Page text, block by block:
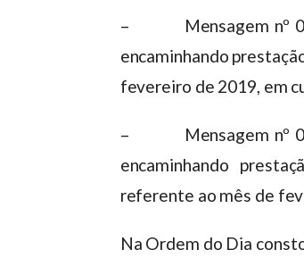
– Mensagem nº 047/
encaminhando
fevereiro de 2019, em
– Mensagem nº 048/
encaminhando
referente ao mês de
Na Ordem do Dia